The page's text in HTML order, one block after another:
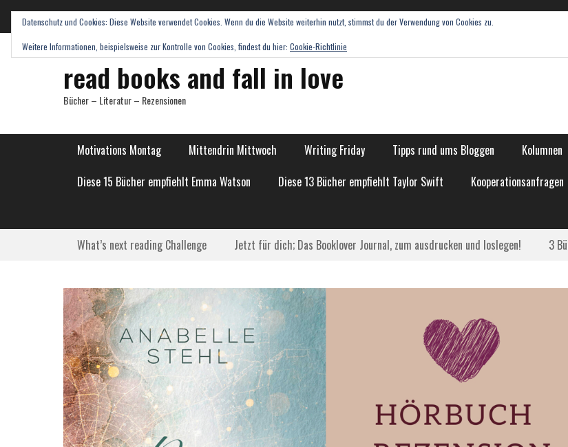
read books and fall in love
Bücher – Literatur – Rezensionen
Hauptmenü
Weiter
Inhalt
Motivations Montag Mittendrin Mittwoch Writing Friday Tipps rund ums Bloggen Kolumnen
Diese 15 Bücher empfiehlt Emma Watson
Diese 13 Bücher empfiehlt Taylor Swift Kooperationsanfragen
Submenü
Weiter
What’s next reading Challenge Jetzt für dich; Das Booklover Journal, zum ausdrucken und loslegen! 3
Datenschutz und Cookies: Diese Website verwendet Cookies. Wenn du die Website weiterhin nutzt, stimmst du der Verwendung von Cookies zu.
Weitere Informationen, beispielsweise zur Kontrolle von Cookies, findest du hier: Cookie-Richtlinie